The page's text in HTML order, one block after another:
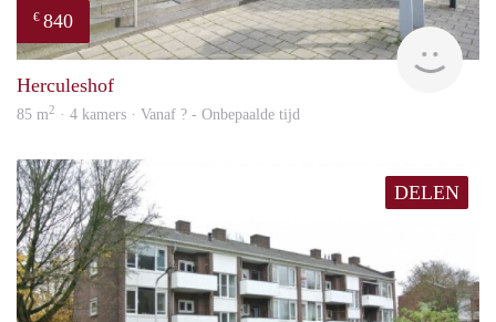
€ 840
Herculeshof
85 m2 · 4 kamers · Vanaf ? - Onbepaalde tijd
DELEN